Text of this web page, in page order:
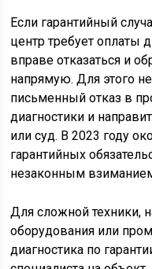
Если гарантийный
центр требует оплаты
вправе отказаться и
напрямую. Для этого
письменный отказ в
диагностики и
или суд. В 2023 году
гарантийных
незаконным
Для сложной техники,
оборудования или
диагностика по